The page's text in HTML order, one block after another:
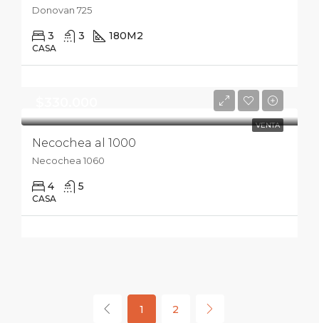
Donovan 725
3 3 180M2
CASA
VENTA
Necochea al 1000
Necochea 1060
4 5
CASA
1 2